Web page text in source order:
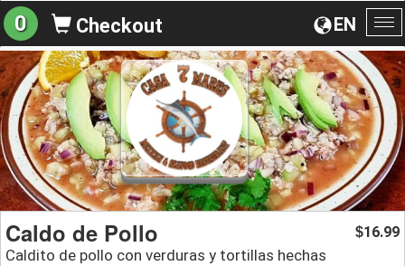
EN
0 Checkout
Caldo de Pollo
Caldito de pollo con verduras y tortillas hechas
$16.99